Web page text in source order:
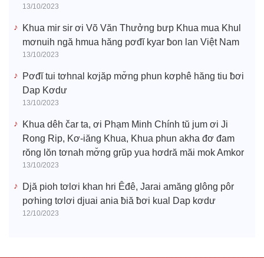
13/10/2023
Khua mir sir ơi Võ Văn Thưởng bưp Khua mua Khul
mơnuih ngă hmua hăng pơđĭ kyar ƀon lan Việt Nam
13/10/2023
Pơđĭ tui tơhnal kơjăp mơ̆ng phun kơphê hăng tiu ƀơi
Dap Kơdư
13/10/2023
Khua dêh čar ta, ơi Phạm Minh Chính tŭ jum ơi Ji
Rong Rip, Kơ-iăng Khua, Khua phun akha đơ đam
rŏng lŏn tơnah mơ̆ng grŭp yua hơdră măi mok Amkor
13/10/2023
Djă pioh tơlơi khan hri Êđê, Jarai amăng glông pôr
pơhing tơlơi djuai ania ƀiă ƀơi kual Dap kơdư
12/10/2023